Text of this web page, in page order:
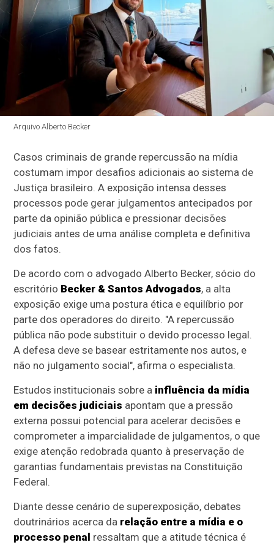
Arquivo Alberto Becker
Casos criminais de grande repercussão na mídia
costumam impor desafios adicionais ao sistema de
Justiça brasileiro. A exposição intensa desses
processos pode gerar julgamentos antecipados por
parte da opinião pública e pressionar decisões
judiciais antes de uma análise completa e definitiva
dos fatos.
De acordo com o advogado Alberto Becker, sócio do
escritório Becker & Santos Advogados, a alta
exposição exige uma postura ética e equilíbrio por
parte dos operadores do direito. "A repercussão
pública não pode substituir o devido processo legal.
A defesa deve se basear estritamente nos autos, e
não no julgamento social", afirma o especialista.
Estudos institucionais sobre a influência da mídia
em decisões judiciais apontam que a pressão
externa possui potencial para acelerar decisões e
comprometer a imparcialidade de julgamentos, o que
exige atenção redobrada quanto à preservação de
garantias fundamentais previstas na Constituição
Federal.
Diante desse cenário de superexposição, debates
doutrinários acerca da relação entre a mídia e o
processo penal ressaltam que a atitude técnica é